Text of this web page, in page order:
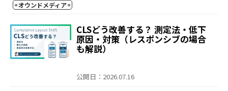
オウンドメディア
CLSどう改善する？ 測定法・低下
原因・対策（レスポンシブの場合
も解説）
公開日：2026.07.16